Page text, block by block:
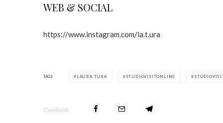
WEB & SOCIAL
https://www.instagram.com/la.t.ura
TAGS LAURA TURA STUDIOVISITONLINE
Condividi